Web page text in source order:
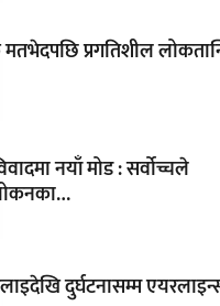
प्रगतिशील
नयाँ मोड : सर्वोच्चले
दुर्घटनासम्म